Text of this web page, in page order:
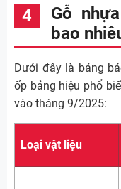
Gỗ
bao
Dưới đây là bảng
ốp bảng hiệu phổ
vào tháng 9/2025:
Loại vật liệu